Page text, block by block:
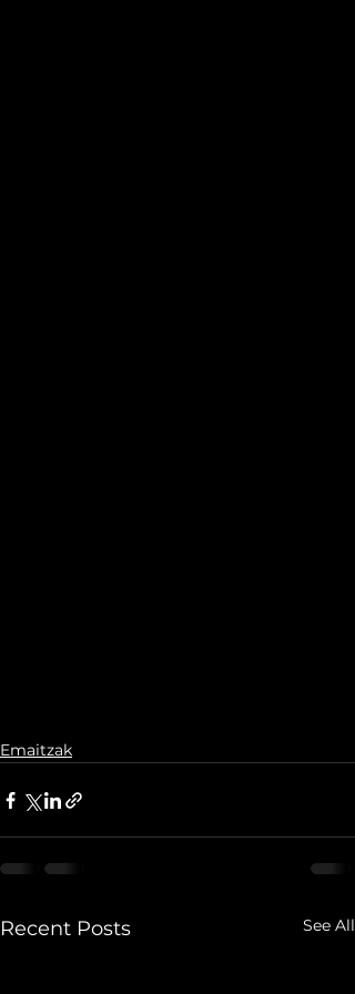
Emaitzak
Recent Posts See All